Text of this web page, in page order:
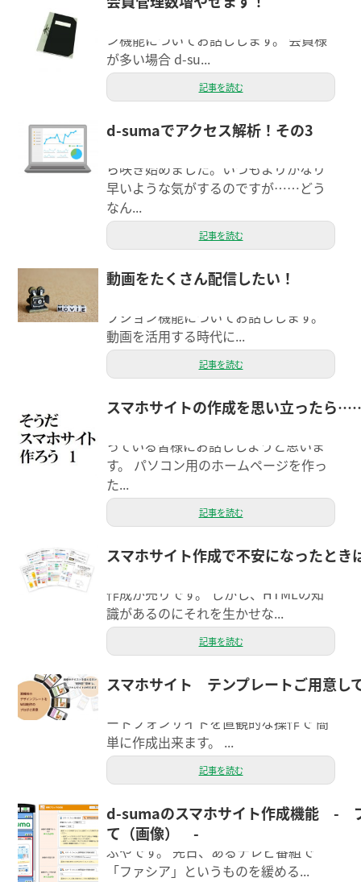
ン機能についてお話しします。 会員様
が多い場合 d-su...
記事を読む
d-sumaでアクセス解析！その3
こんにちは！弊社の近くの道路のそば
ら咲き始めました。いつもよりかなり
早いような気がするのですが……どう
なん...
記事を読む
動画をたくさん配信したい！
今日は9月21日、9月28日、10月5日に
プション機能についてお話しします。
動画を活用する時代に...
記事を読む
スマホサイトの作成を思い立ったら
今回はスマートフォンサイト（以下ス
っている皆様にお話ししようと思いま
す。 パソコン用のホームページを作っ
た...
記事を読む
スマホサイト作成で不安になったとき
スマホサイト作成が簡単なだけじゃな
作成が売りです。 しかし、HTMLの知
識があるのにそれを生かせな...
記事を読む
スマホサイト テンプレートご用意し
ウェブ担当の吉田です（＾＾） 弊社の
ートフォンサイトを直観的な操作で 簡
単に作成出来ます。 ...
記事を読む
d-sumaのスマホサイト作成機能 -
て（画像） -
こんにちは。お客さまの大事なホーム
ページを管理させていただいているし
ぶやです。 先日、あるテレビ番組で
「ファシア」というものを緩める...